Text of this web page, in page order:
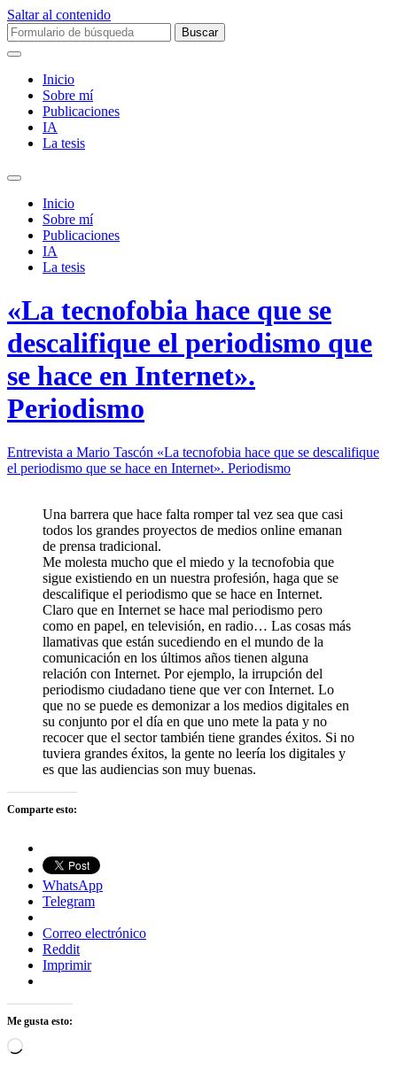
Saltar al contenido
Buscar:
Inicio
Sobre mí­
Publicaciones
IA
La tesis
Alternar
campo
búsqueda
Inicio
Sobre mí­
Publicaciones
IA
La tesis
«La tecnofobia hace que se
descalifique el periodismo que
se hace en Internet».
Periodismo
Entrevista a Mario Tascón «La tecnofobia hace que se descalifique
el periodismo que se hace en Internet». Periodismo
Una barrera que hace falta romper tal vez sea que casi
todos los grandes proyectos de medios online emanan
de prensa tradicional.
Me molesta mucho que el miedo y la tecnofobia que
sigue existiendo en un nuestra profesión, haga que se
descalifique el periodismo que se hace en Internet.
Claro que en Internet se hace mal periodismo pero
como en papel, en televisión, en radio… Las cosas más
llamativas que están sucediendo en el mundo de la
comunicación en los últimos años tienen alguna
relación con Internet. Por ejemplo, la irrupción del
periodismo ciudadano tiene que ver con Internet. Lo
que no se puede es demonizar a los medios digitales en
su conjunto por el día en que uno mete la pata y no
recocer que el sector también tiene grandes éxitos. Si no
tuviera grandes éxitos, la gente no leería los digitales y
es que las audiencias son muy buenas.
Comparte esto:
WhatsApp
Telegram
Correo electrónico
Reddit
Imprimir
Me gusta esto:
Cargando...